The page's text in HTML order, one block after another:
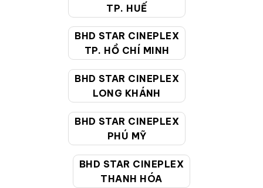
TP. HUẾ
BHD STAR CINEPLEX
TP. HỒ CHÍ MINH
BHD STAR CINEPLEX
LONG KHÁNH
BHD STAR CINEPLEX
PHÚ MỸ
BHD STAR CINEPLEX
THANH HÓA